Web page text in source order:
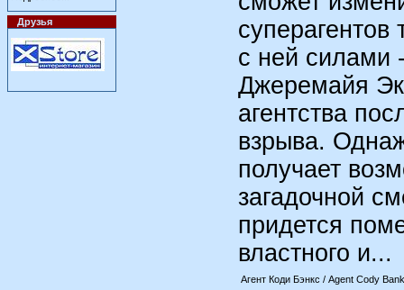
Друзья
суперагентов
с ней силами
Джеремайя
агентства
взрыва.
получает
загадочной
придется
властного и...
Агент Коди Бэнкс / Agent Cody